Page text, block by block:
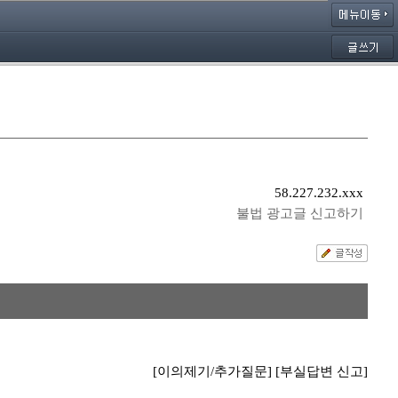
58.227.232.xxx
불법 광고글 신고하기
[이의제기/추가질문] [부실답변 신고]